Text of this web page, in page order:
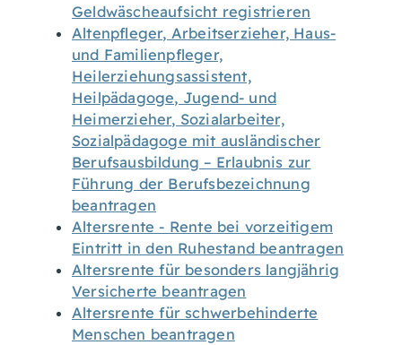
Geldwäscheaufsicht registrieren
Altenpfleger, Arbeitserzieher, Haus-
und Familienpfleger,
Heilerziehungsassistent,
Heilpädagoge, Jugend- und
Heimerzieher, Sozialarbeiter,
Sozialpädagoge mit ausländischer
Berufsausbildung – Erlaubnis zur
Führung der Berufsbezeichnung
beantragen
Altersrente - Rente bei vorzeitigem
Eintritt in den Ruhestand beantragen
Altersrente für besonders langjährig
Versicherte beantragen
Altersrente für schwerbehinderte
Menschen beantragen